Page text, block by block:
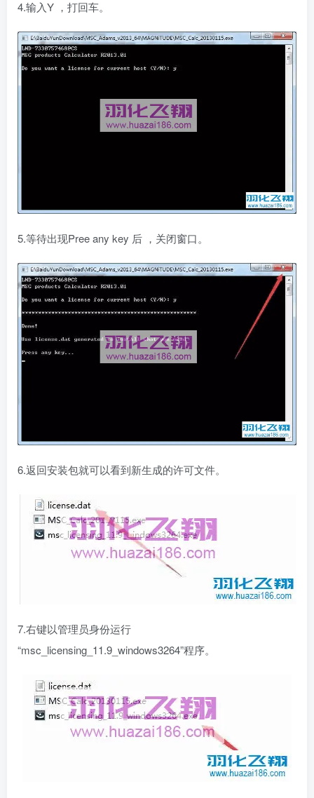
4.输入Y ，打回车。
5.等待出现Pree any key 后 ，关闭窗口。
6.返回安装包就可以看到新生成的许可文件。
7.右键以管理员身份运行
“msc_licensing_11.9_windows3264”程序。